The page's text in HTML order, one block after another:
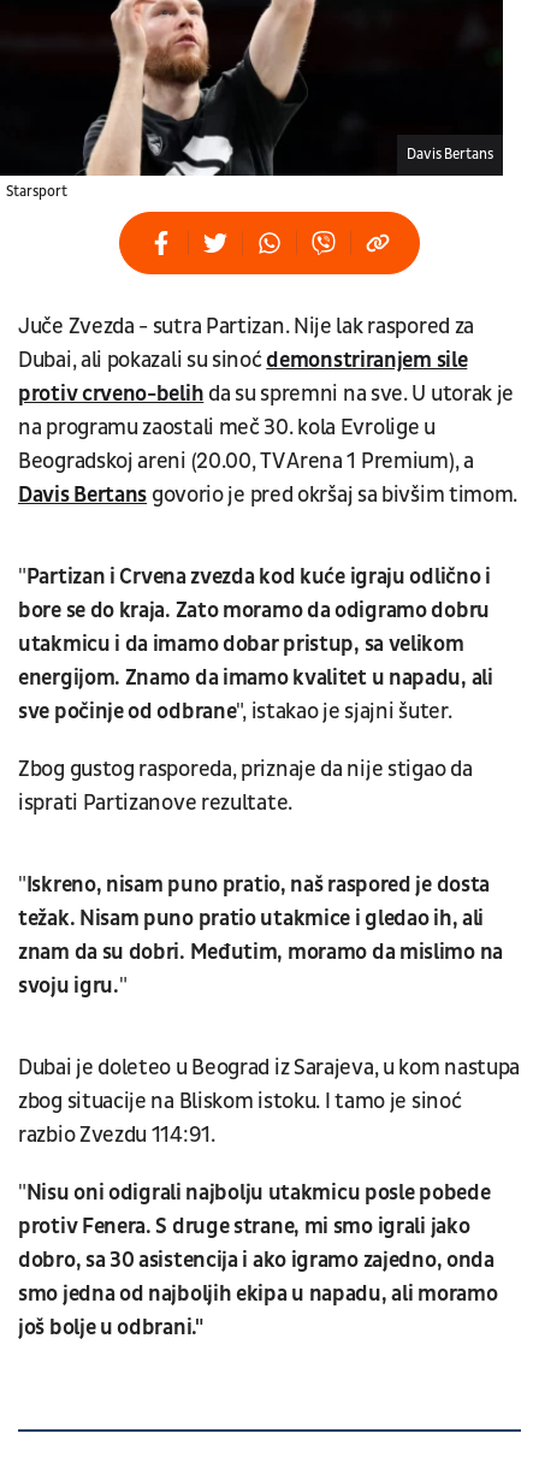
Starsport
Davis Bertans
Juče Zvezda - sutra Partizan. Nije lak raspored za
Dubai, ali pokazali su sinoćdemonstriranjem sile
protiv crveno-belih da su spremni na sve. U utorak je
na programu zaostali meč 30. kola Evrolige u
Beogradskoj areni (20.00, TV Arena 1 Premium), a
Davis Bertans govorio je pred okršaj sa bivšim timom.
"Partizan i Crvena zvezda kod kuće igraju odlično i
bore se do kraja. Zato moramo da odigramo dobru
utakmicu i da imamo dobar pristup, sa velikom
energijom. Znamo da imamo kvalitet u napadu, ali
sve počinje od odbrane", istakao je sjajni šuter.
Zbog gustog rasporeda, priznaje da nije stigao da
isprati Partizanove rezultate.
"Iskreno, nisam puno pratio, naš raspored je dosta
težak. Nisam puno pratio utakmice i gledao ih, ali
znam da su dobri. Međutim, moramo da mislimo na
svoju igru."
Dubai je doleteo u Beograd iz Sarajeva, u kom nastupa
zbog situacije na Bliskom istoku. I tamo je sinoć
razbio Zvezdu 114:91.
"Nisu oni odigrali najbolju utakmicu posle pobede
protiv Fenera. S druge strane, mi smo igrali jako
dobro, sa 30 asistencija i ako igramo zajedno, onda
smo jedna od najboljih ekipa u napadu, ali moramo
još bolje u odbrani."